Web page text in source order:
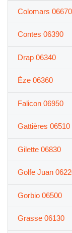
Colomars 06670
Contes 06390
Drap 06340
Èze 06360
Falicon 06950
Gattières 06510
Gilette 06830
Golfe Juan
Gorbio 06500
Grasse 06130